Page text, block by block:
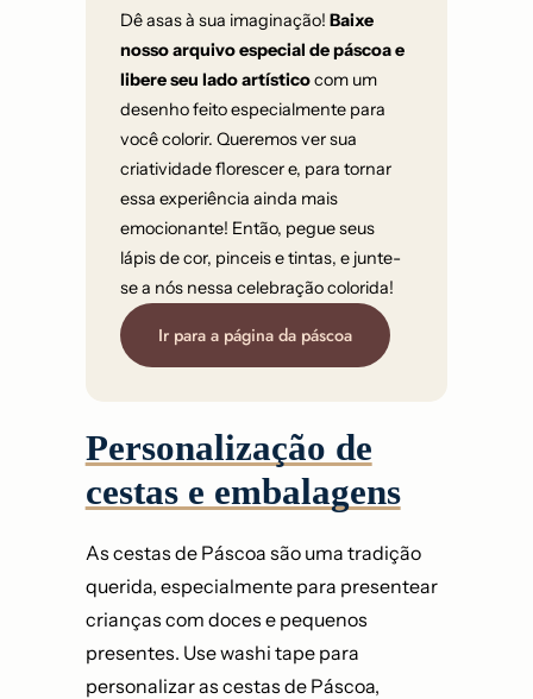
Dê asas à sua imaginação!Baixe
nosso arquivo especial de páscoa e
libere seu lado artísticocom um
desenho feito especialmente para
você colorir. Queremos ver sua
criatividade florescer e, para tornar
essa experiência ainda mais
emocionante! Então, pegue seus
lápis de cor, pinceis e tintas, e junte-
se a nós nessa celebração colorida!
Ir para a página da páscoa
Personalização de
cestas e embalagens
As cestas de Páscoa são uma tradição
querida, especialmente para presentear
crianças com doces e pequenos
presentes. Use washi tape para
personalizar as cestas de Páscoa,